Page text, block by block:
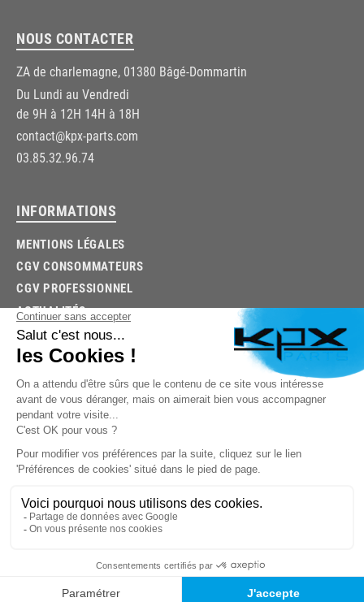
03.85.32.96.74
© 2026 -KPX PARTS- SITE CRÉÉ PARLET'S CLIC
NOUS CONTACTER
ZA de charlemagne, 01380 Bâgé-Dommartin
Du Lundi au Vendredi
de 9H à 12H 14H à 18H
contact@kpx-parts.com
03.85.32.96.74
INFORMATIONS
MENTIONS LÉGALES
CGV CONSOMMATEURS
CGV PROFESSIONNEL
ACTUALITÉS
TROUVEZ LA BONNE PIÈCE RAPIDEMENT
03.85.32.96.74